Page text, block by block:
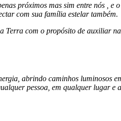
próximos mas sim entre nós , e
com sua família estelar também.
Terra com o propósito de auxiliar
abrindo caminhos luminosos
pessoa, em qualquer lugar e